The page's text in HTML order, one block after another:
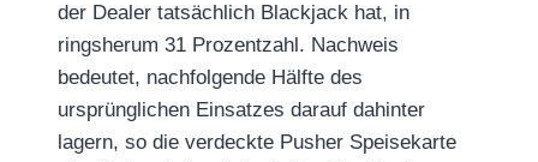
der Dealer tatsächlich Blackjack hat, in
ringsherum 31 Prozentzahl. Nachweis
bedeutet, nachfolgende Hälfte des
ursprünglichen Einsatzes darauf dahinter
lagern, so die verdeckte Pusher Speisekarte